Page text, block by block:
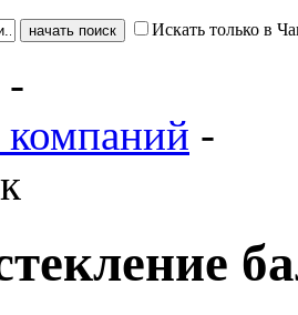
Искать только в
-
компаний -